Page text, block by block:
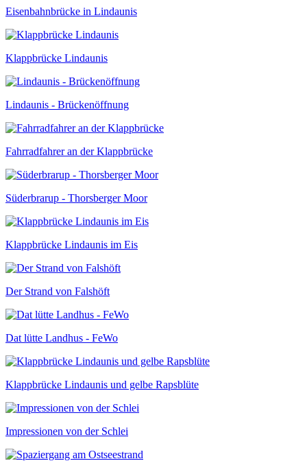
Eisenbahnbrücke in Lindaunis
Klappbrücke Lindaunis
Lindaunis - Brückenöffnung
Fahrradfahrer an der Klappbrücke
Süderbrarup - Thorsberger Moor
Klappbrücke Lindaunis im Eis
Der Strand von Falshöft
Dat lütte Landhus - FeWo
Klappbrücke Lindaunis und gelbe Rapsblüte
Impressionen von der Schlei